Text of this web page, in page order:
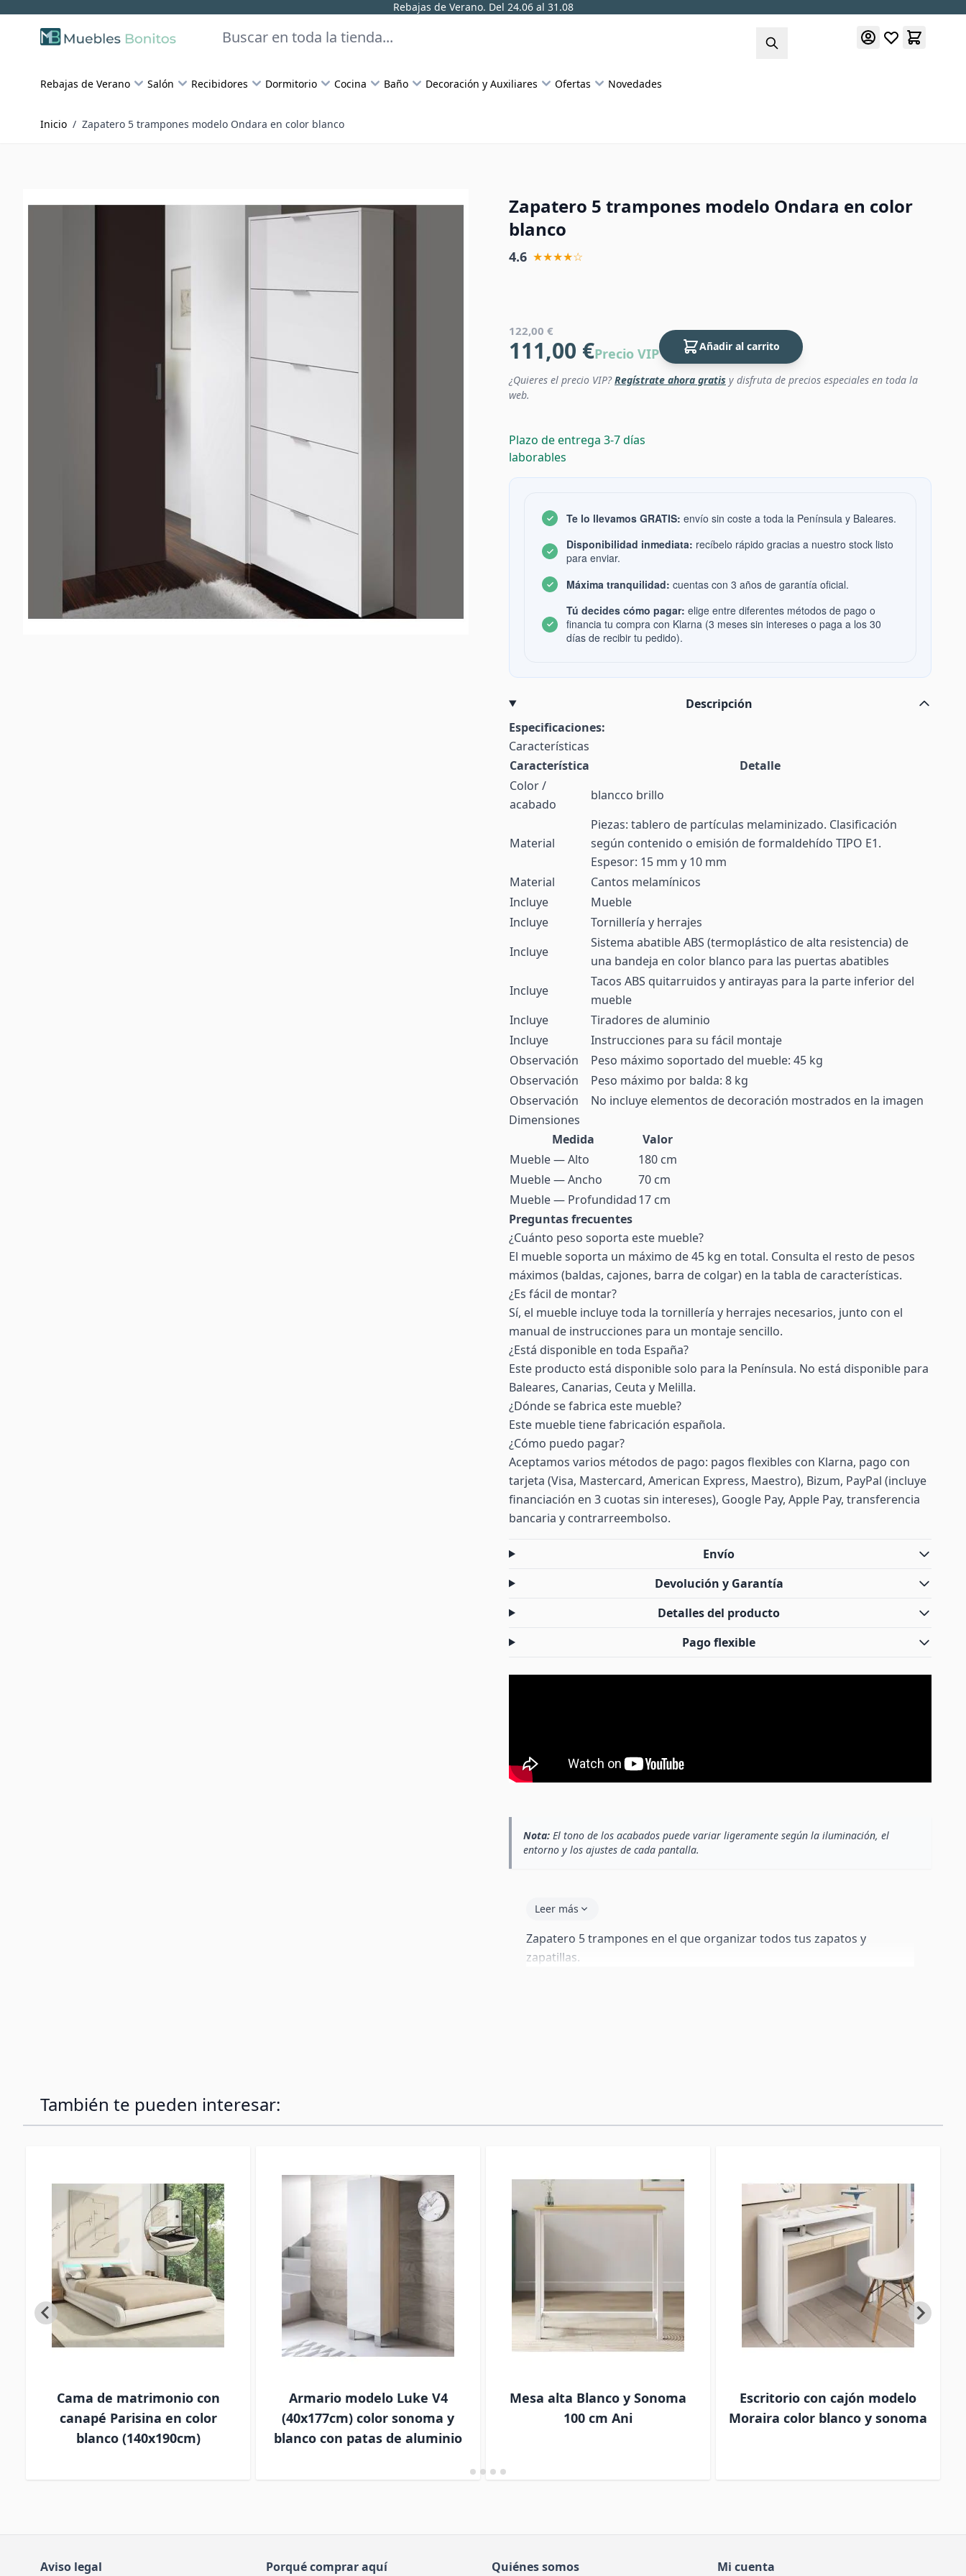
Rebajas de Verano. Del 24.06 al 31.08
Skip to Content
Buscar
Rebajas de Verano Salón Recibidores Dormitorio Cocina Baño Decoración y Auxiliares Ofertas Novedades
Inicio / Zapatero 5 trampones modelo Ondara en color blanco
Zapatero 5 trampones modelo Ondara en color
blanco
4.6 ★★★★☆
122,00 €
111,00 €Precio VIP Añadir al carrito
¿Quieres el precio VIP?Regístrate ahora gratis y disfruta de precios especiales en toda la
web.
Plazo de entrega 3-7 días
laborables
Te lo llevamos GRATIS: envío sin coste a toda la Península y Baleares.
Disponibilidad inmediata: recíbelo rápido gracias a nuestro stock listo
para enviar.
Máxima tranquilidad: cuentas con 3 años de garantía oficial.
Tú decides cómo pagar: elige entre diferentes métodos de pago o
financia tu compra con Klarna (3 meses sin intereses o paga a los 30
días de recibir tu pedido).
Descripción
Especificaciones:
Características
Característica
Detalle
Color /
acabado
blancco brillo
Material
Piezas: tablero de partículas melaminizado. Clasificación
según contenido o emisión de formaldehído TIPO E1.
Espesor: 15 mm y 10 mm
Material
Cantos melamínicos
Incluye
Mueble
Incluye
Tornillería y herrajes
Incluye
Sistema abatible ABS (termoplástico de alta resistencia) de
una bandeja en color blanco para las puertas abatibles
Incluye
Tacos ABS quitarruidos y antirayas para la parte inferior del
mueble
Incluye
Tiradores de aluminio
Incluye
Instrucciones para su fácil montaje
Observación
Peso máximo soportado del mueble: 45 kg
Observación
Peso máximo por balda: 8 kg
Observación
No incluye elementos de decoración mostrados en la imagen
Dimensiones
Medida
Valor
Mueble — Alto
180 cm
Mueble — Ancho
70 cm
Mueble — Profundidad17 cm
Preguntas frecuentes
¿Cuánto peso soporta este mueble?
El mueble soporta un máximo de 45 kg en total. Consulta el resto de pesos
máximos (baldas, cajones, barra de colgar) en la tabla de características.
¿Es fácil de montar?
Sí, el mueble incluye toda la tornillería y herrajes necesarios, junto con el
manual de instrucciones para un montaje sencillo.
¿Está disponible en toda España?
Este producto está disponible solo para la Península. No está disponible para
Baleares, Canarias, Ceuta y Melilla.
¿Dónde se fabrica este mueble?
Este mueble tiene fabricación española.
¿Cómo puedo pagar?
Aceptamos varios métodos de pago: pagos flexibles con Klarna, pago con
tarjeta (Visa, Mastercard, American Express, Maestro), Bizum, PayPal (incluye
financiación en 3 cuotas sin intereses), Google Pay, Apple Pay, transferencia
bancaria y contrarreembolso.
Envío
Devolución y Garantía
Detalles del producto
Pago flexible
Nota: El tono de los acabados puede variar ligeramente según la iluminación, el
entorno y los ajustes de cada pantalla.
Leer más
Zapatero 5 trampones en el que organizar todos tus zapatos y
zapatillas.
También te pueden interesar:
Cama de matrimonio con
canapé Parisina en color
blanco (140x190cm)
Armario modelo Luke V4
(40x177cm) color sonoma y
blanco con patas de aluminio
Mesa alta Blanco y Sonoma
100 cm Ani
Escritorio con cajón modelo
Moraira color blanco y sonoma
Aviso legal Porqué comprar aquí Quiénes somos Mi cuenta